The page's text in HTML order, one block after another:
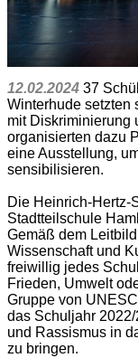
12.02.2024 37
Winterhude setzten
mit Diskriminierung
organisierten dazu
eine Ausstellung,
sensibilisieren.
Die Heinrich-Hertz-
Stadtteilschule
Gemäß dem
Wissenschaft und
freiwillig jedes
Frieden, Umwelt
Gruppe von
das Schuljahr
und Rassismus in
zu bringen.